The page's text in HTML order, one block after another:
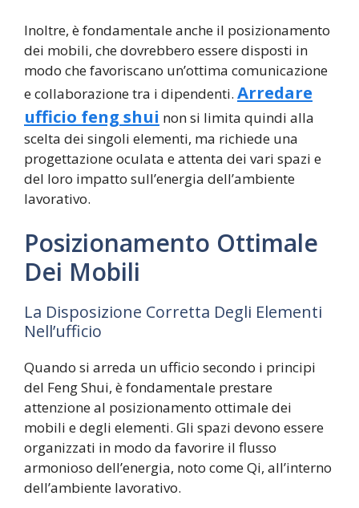
Inoltre, è fondamentale anche il posizionamento
dei mobili, che dovrebbero essere disposti in
modo che favoriscano un’ottima comunicazione
e collaborazione tra i dipendenti. Arredare
ufficio feng shui non si limita quindi alla
scelta dei singoli elementi, ma richiede una
progettazione oculata e attenta dei vari spazi e
del loro impatto sull’energia dell’ambiente
lavorativo.
Posizionamento Ottimale
Dei Mobili
La Disposizione Corretta Degli Elementi
Nell’ufficio
Quando si arreda un ufficio secondo i principi
del Feng Shui, è fondamentale prestare
attenzione al posizionamento ottimale dei
mobili e degli elementi. Gli spazi devono essere
organizzati in modo da favorire il flusso
armonioso dell’energia, noto come Qi, all’interno
dell’ambiente lavorativo.